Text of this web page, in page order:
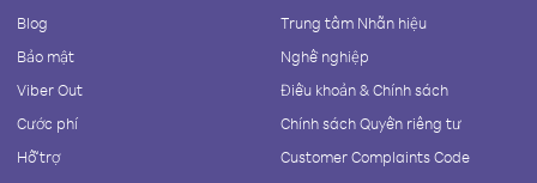
Blog
Bảo mật
Viber Out
Cước phí
Hỗ trợ
Trung tâm Nhãn hiệu
Nghề nghiệp
Điều khoản & Chính sách
Chính sách Quyền riêng tư
Customer Complaints Code